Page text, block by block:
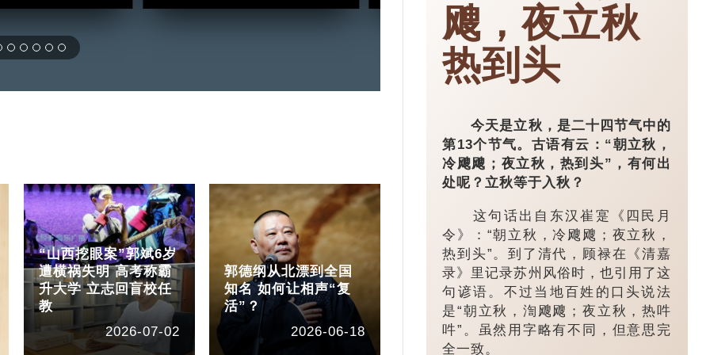
“山西挖眼案”郭斌6岁
遭横祸失明 高考称霸
升大学 立志回盲校任
教
2026-07-02
郭德纲从北漂到全国
知名 如何让相声“复
活”？
2026-06-18
飕，夜立秋
热到头
今天是立秋，是二十四节气中的
第13个节气。古语有云：“朝立秋，
冷飕飕；夜立秋，热到头”，有何出
处呢？立秋等于入秋？
这句话出自东汉崔寔《四民月
令》：“朝立秋，冷飕飕；夜立秋，
热到头”。到了清代，顾禄在《清嘉
录》里记录苏州风俗时，也引用了这
句谚语。不过当地百姓的口头说法
是“朝立秋，渹飕飕；夜立秋，热吽
吽”。虽然用字略有不同，但意思完
全一致。